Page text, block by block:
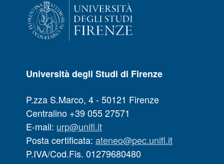
Università degli Studi di Firenze
P.zza S.Marco, 4 - 50121 Firenze
Centralino +39 055 27571
E-mail: urp@unifi.it
Posta certificata: ateneo@pec.unifi.it
P.IVA/Cod.Fis. 01279680480